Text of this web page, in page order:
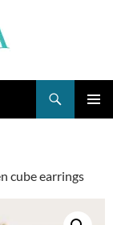
cube earrings